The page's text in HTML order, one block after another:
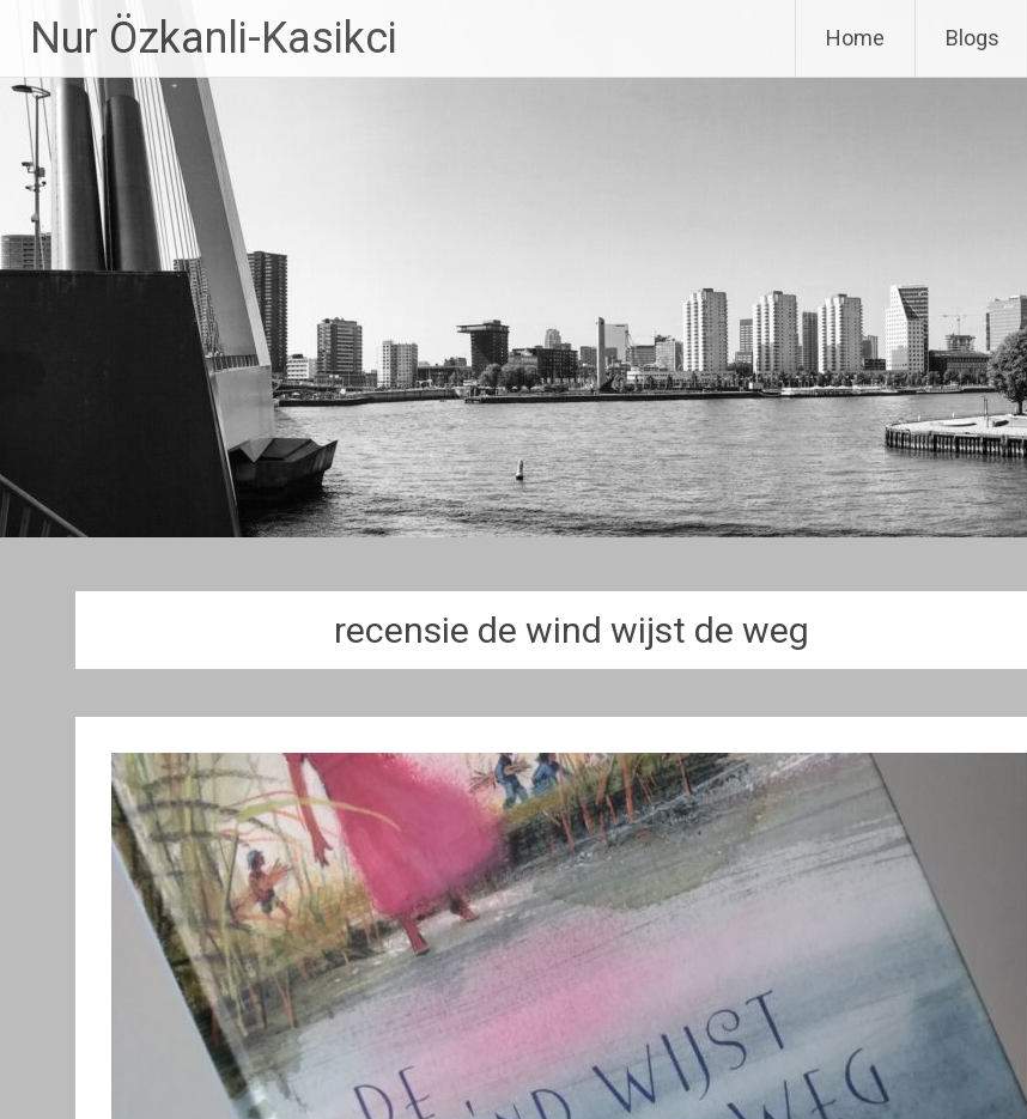
de
inhoud
Nur Özkanli-Kasikci Home Blogs
recensie de wind wijst de weg